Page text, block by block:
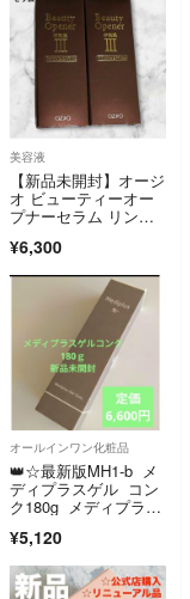
美容液
【新品未開封】オージ
オ ビューティーオー
プナーセラム リンク
¥6,300
オールインワン化粧品
👑☆最新版MH1-b メ
ディプラスゲル コン
ク180g メディプラス
¥5,120